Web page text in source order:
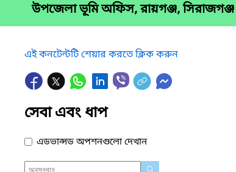
উপজেলা ভূমি অফিস, রায়গঞ্জ, সিরাজগঞ্জ
এই কনটেন্টটি শেয়ার করতে ক্লিক করুন
সেবা এবং ধাপ
এডভান্সড অপশনগুলো দেখান